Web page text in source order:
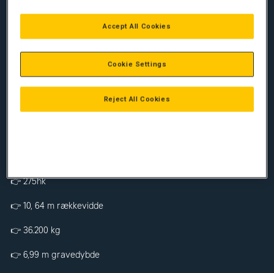
varm og oplyst, når han møder ind til en ny arbejdsdag.
Maskinen er leveret med en række standardfunktioner såsom
Earthworks, autograde og assist funktioner, som han fik testet
og afprøvet på vores democenter i Skejby af vores
demonstratør Stig Nielsen (th på billedet).
💪 Cat 335 standard:
Cat 335 gravemaskinen hæver barren for ydeevne og
👉 275hk
👉 10, 64 m rækkevidde
👉 36.200 kg
👉 6,99 m gravedybde
Reject All Cookies
Accept All Cookies
Cookie Settings